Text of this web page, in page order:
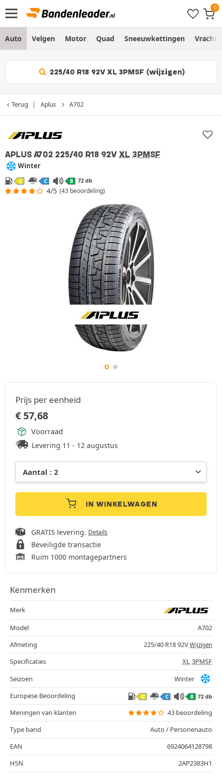
Auto Velgen Motor Quad Sneeuwkettingen
225/40 R18 92V XL 3PMSF (wijzigen)
Terug Aplus A702
APLUS A702 225/40 R18 92V XL 3PMSF
Winter
C C B 72 db
4/5 (43 beoordeling)
Prijs per eenheid
€ 57,68
Voorraad
Levering 11 - 12 augustus
IN WINKELWAGEN
GRATIS levering. Details
Beveiligde transactie
Ruim 1000 montagepartners
Kenmerken
Merk
Model
A702
Afmeting
225/40 R18 92V Wijzigen
Specificaties XL 3PMSF
Seizoen
Winter
Europese Beoordeling
C C B 72 db
Meningen van klanten
43 beoordeling
Type band
Auto / Personenauto
EAN
6924064128798
HSN
2AP2383H1